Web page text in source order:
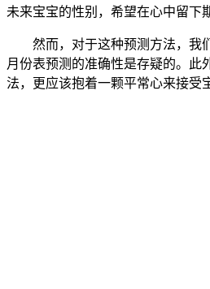
未来宝宝的性别，希望在心中留下
然而，对于这种预测方法，我们
月份表预测的准确性是存疑的。此
法，更应该抱着一颗平常心来接受